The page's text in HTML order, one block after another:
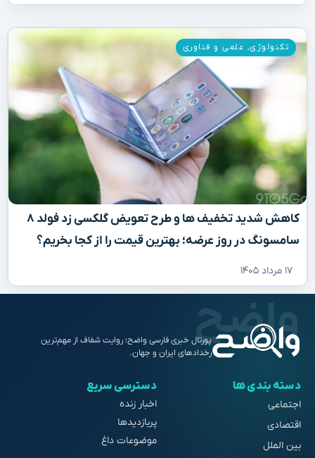
کاهش شدید تخفیف‌ ها و طرح تعویض گلکسی زد فولد ۸
سامسونگ در روز عرضه؛ بهترین قیمت را از کجا بخریم؟
۱۷ مرداد ۱۴۰۵
تکنولوژی, علمی و فناوری
پورتال خبری فارسی واضح؛ روایت شفاف از مهم‌ترین
رخدادهای ایران و جهان.
دسته بندی ها
اجتماعی
اقتصادی
بین الملل
دسترسی سریع
اخبار زنده
پربازدیدها
موضوعات داغ